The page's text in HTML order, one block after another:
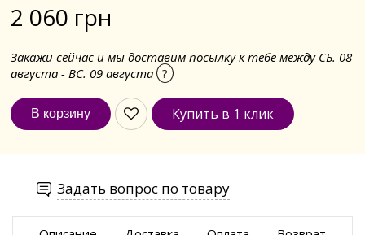
2 060 грн
Закажи сейчас и мы доставим посылку к тебе между СБ. 08
августа - ВС. 09 августа ?
Купить в 1 клик
Задать вопрос по товару